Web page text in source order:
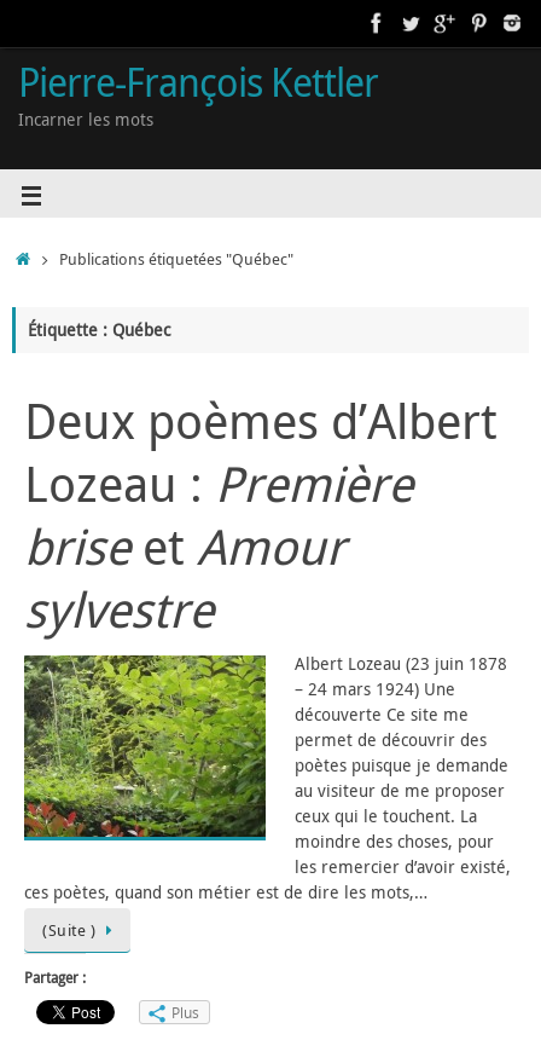
Pierre-François Kettler
Incarner les mots
Publications étiquetées "Québec"
Étiquette : Québec
Deux poèmes d’Albert
Lozeau : Première
briseet Amour
sylvestre
Albert Lozeau (23 juin 1878
– 24 mars 1924) Une
découverte Ce site me
permet de découvrir des
poètes puisque je demande
au visiteur de me proposer
ceux qui le touchent. La
moindre des choses, pour
les remercier d’avoir existé,
ces poètes, quand son métier est de dire les mots,…
(Suite )
Partager :
Plus